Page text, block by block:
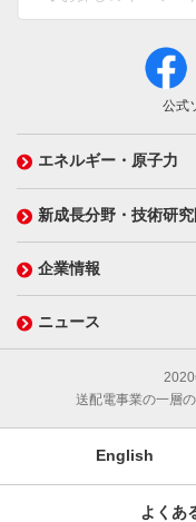
公式
エネルギー・原子力
新成長分野・技術研
企業情報
ニュース
2020
送配電事業の一層
English
よくあ